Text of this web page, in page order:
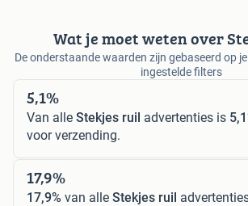
Wat je moet weten over
De onderstaande waarden zijn gebaseerd op
ingestelde filters
5,1%
Van alle Stekjes ruil advertenties is
voor verzending.
17,9%
17,9% van alle Stekjes ruil